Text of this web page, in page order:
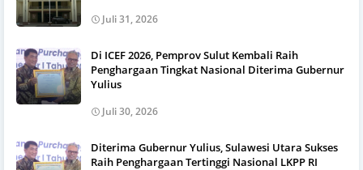
Juli 31, 2026
Di ICEF 2026, Pemprov Sulut Kembali Raih
Penghargaan Tingkat Nasional Diterima Gubernur
Yulius
Juli 30, 2026
Diterima Gubernur Yulius, Sulawesi Utara Sukses
Raih Penghargaan Tertinggi Nasional LKPP RI